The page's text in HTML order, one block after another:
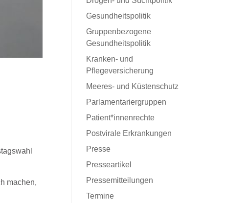
machen,
Gesundheitspolitik
Gruppenbezogene
Gesundheitspolitik
Kranken- und
Pflegeversicherung
Meeres- und Küstenschutz
Parlamentariergruppen
Patient*innenrechte
Postvirale Erkrankungen
Presse
Presseartikel
Pressemitteilungen
Termine